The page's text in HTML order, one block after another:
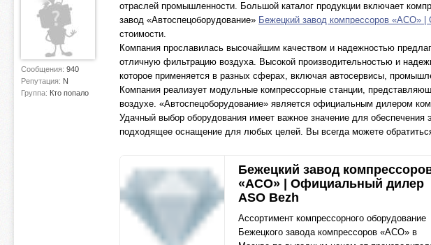
Сообщения: 940
Репутация: N
Группа: Кто попало
отраслей промышленности. Большой каталог продукции включает
завод «Автоспецоборудование» Бежецкий завод компрессоров «АСО»
стоимости.
Компания прославилась высочайшим качеством и надежностью
отличную фильтрацию воздуха. Высокой производительностью и
которое применяется в разных сферах, включая автосервисы,
Компания реализует модульные компрессорные станции,
воздухе. «Автоспецоборудование» является официальным дилером
Удачный выбор оборудования имеет важное значение для
подходящее оснащение для любых целей. Вы всегда можете
Бежецкий завод
«АСО» | Официальный дилер
ASO Bezh
Ассортимент компрессорного оборудование
Бежецкого завода компрессоров «АСО» в